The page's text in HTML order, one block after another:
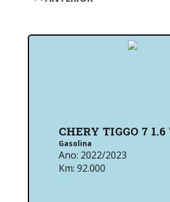
CHERY TIGGO 7 1.6
Gasolina
Ano: 2022/2023
Km: 92.000